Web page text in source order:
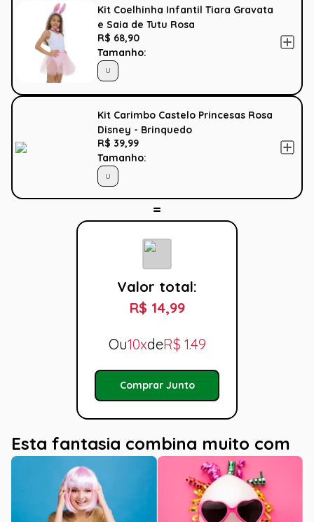
Kit Coelhinha Infantil Tiara Gravata
e Saia de Tutu Rosa
R$ 68,90
Tamanho:
U
Kit Carimbo Castelo Princesas Rosa
Disney - Brinquedo
R$ 39,99
Tamanho:
U
Valor total:
R$ 14,99
Ou10xdeR$ 1.49
Comprar Junto
Esta fantasia combina muito com